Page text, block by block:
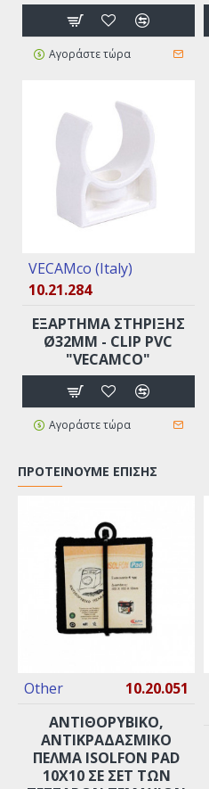
Αγοράστε τώρα
VECAMco (Italy)
10.21.284
EΞAPTHMA ΣTHPIΞHΣ
Ø32MM - CLIP PVC
"VECAMCO"
Αγοράστε τώρα
ΠΡΟΤΕΊΝΟΥΜΕ ΕΠΊΣΗΣ
Other
10.20.051
ΑΝΤΙΘΟΡΥΒΙΚΌ,
ΑΝΤΙΚΡΑΔΑΣΜΙΚΌ
ΠΈΛΜΑ ISOLFON PAD
10X10 ΣΕ ΣΕΤ ΤΩΝ